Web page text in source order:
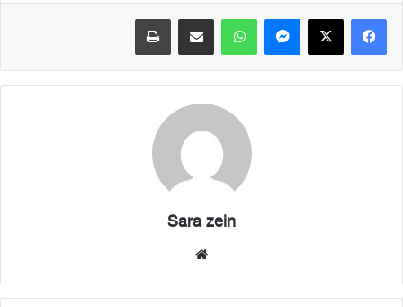
فيسبوك X ماسنجر واتساب مشاركة عبر البريد طباعة
Sara zein